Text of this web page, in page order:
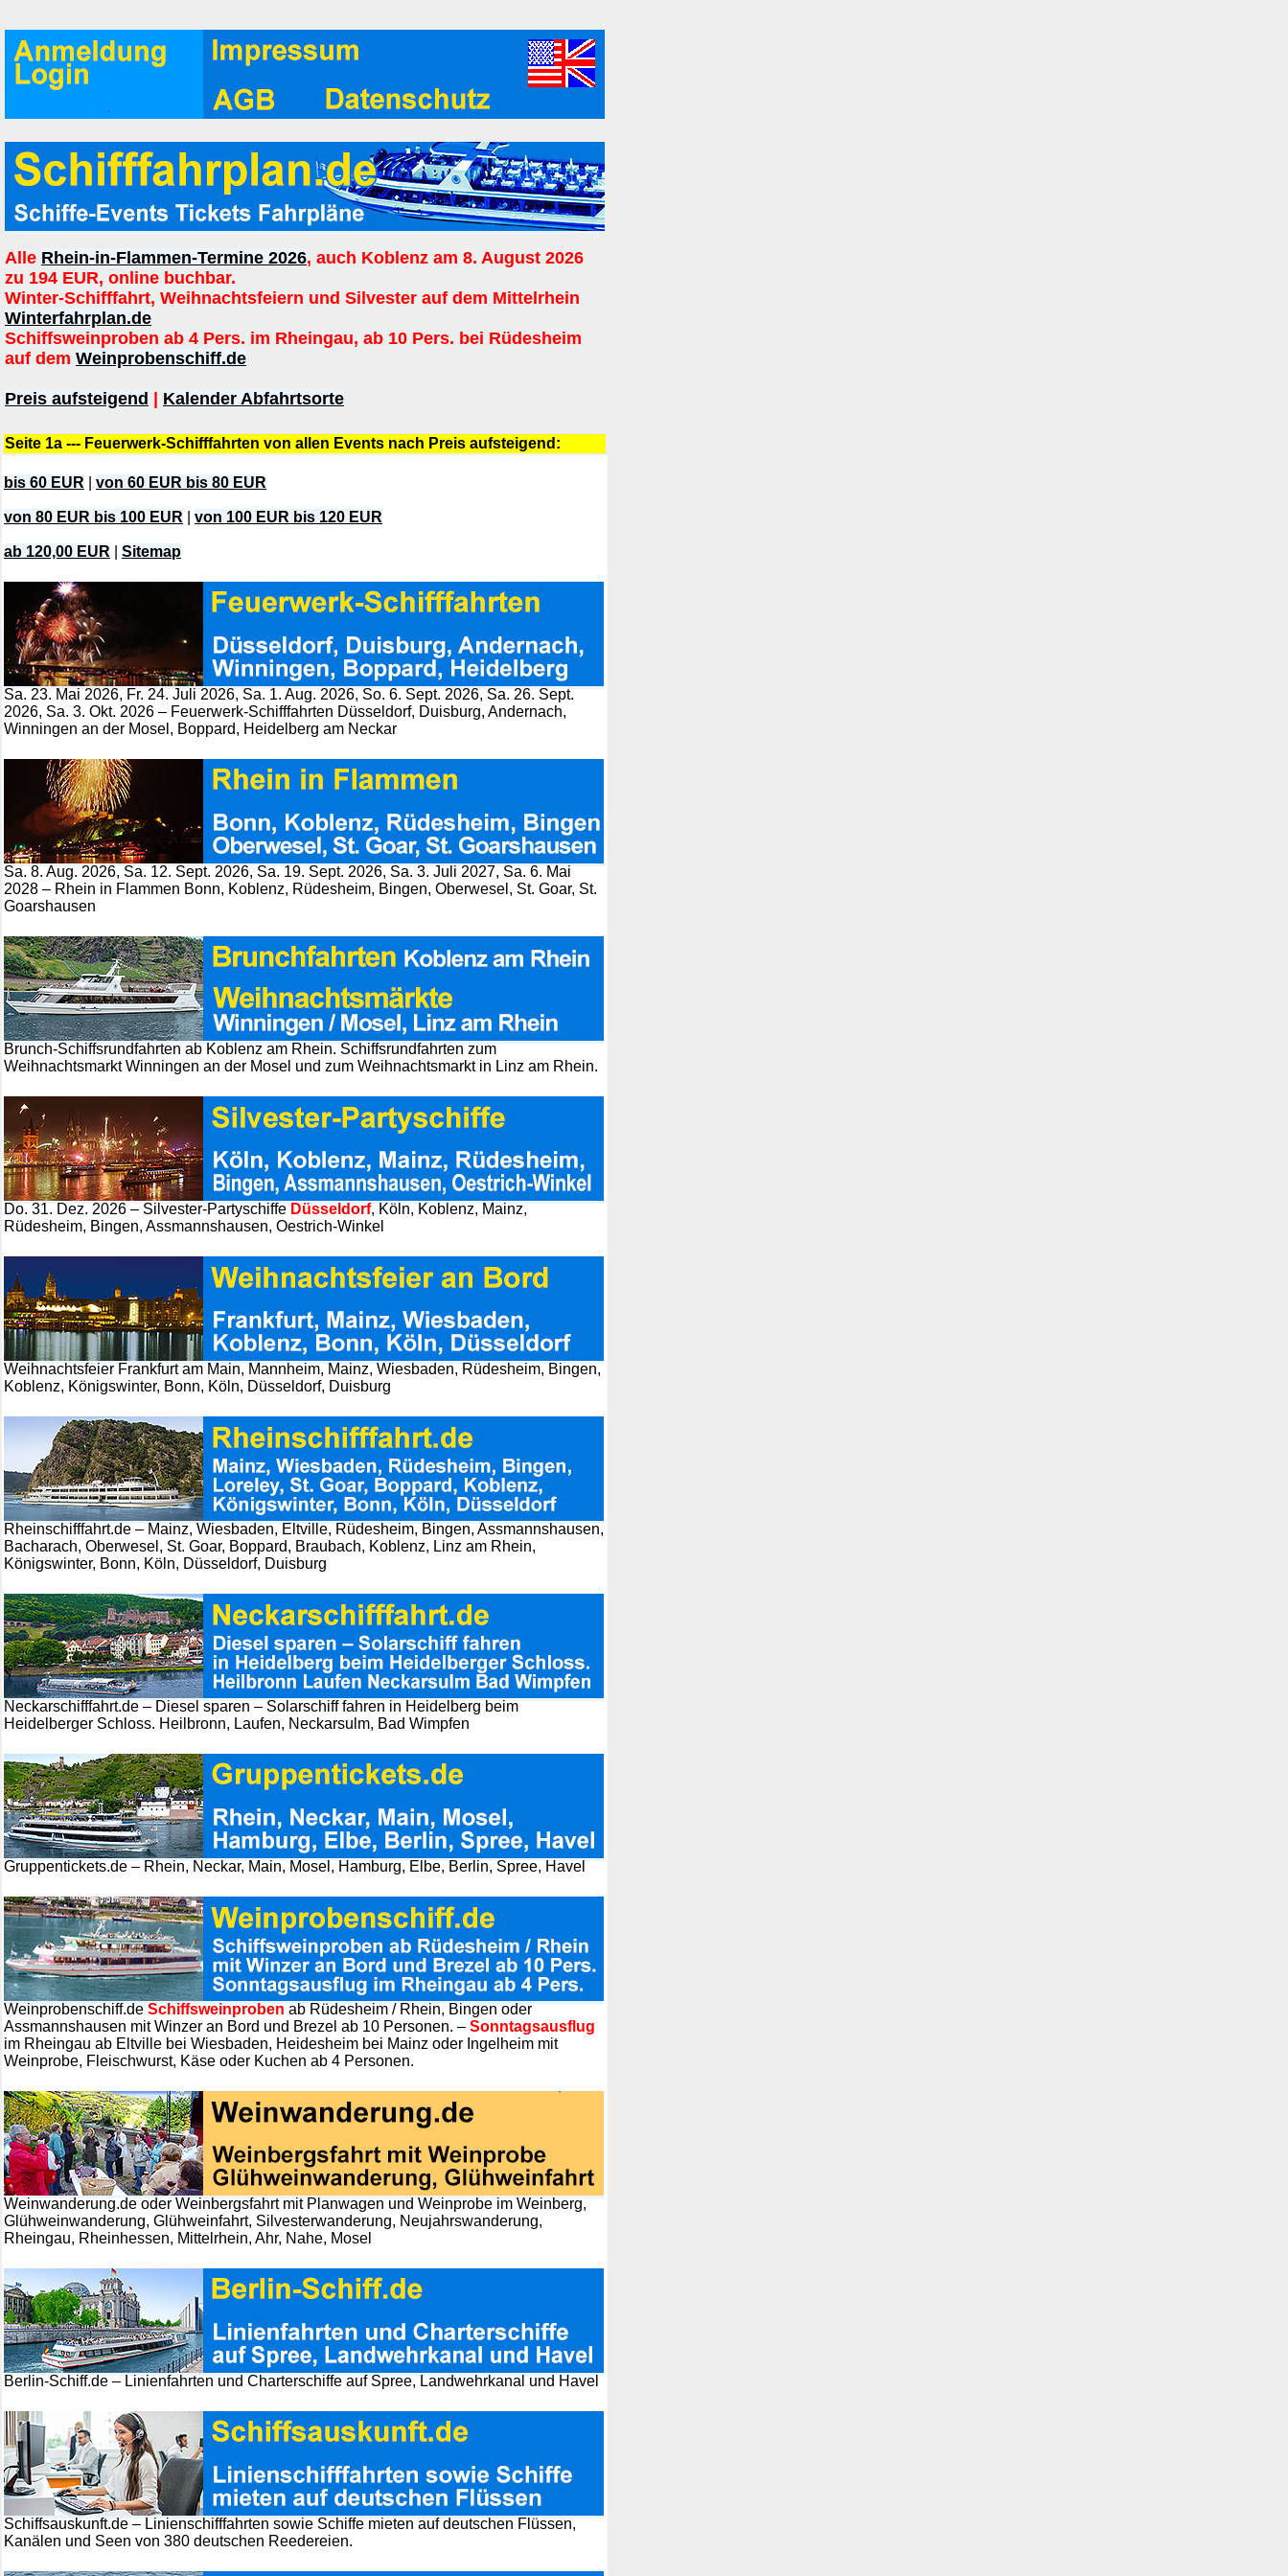
Alle Rhein-in-Flammen-Termine 2026, auch Koblenz am 8. August 2026
zu 194 EUR, online buchbar.
Winter-Schifffahrt, Weihnachtsfeiern und Silvester auf dem Mittelrhein
Winterfahrplan.de
Schiffsweinproben ab 4 Pers. im Rheingau, ab 10 Pers. bei Rüdesheim
auf dem Weinprobenschiff.de
Preis aufsteigend Kalender Abfahrtsorte
Seite 1a --- Feuerwerk-Schifffahrten von allen Events nach Preis aufsteigend:
bis 60 EUR von 60 EUR bis 80 EUR
von 80 EUR bis 100 EUR von 100 EUR bis 120 EUR
ab 120,00 EUR Sitemap
Sa. 23. Mai 2026, Fr. 24. Juli 2026, Sa. 1. Aug. 2026, So. 6. Sept. 2026, Sa. 26. Sept.
2026, Sa. 3. Okt. 2026 – Feuerwerk-Schifffahrten Düsseldorf, Duisburg, Andernach,
Winningen an der Mosel, Boppard, Heidelberg am Neckar
Sa. 8. Aug. 2026, Sa. 12. Sept. 2026, Sa. 19. Sept. 2026, Sa. 3. Juli 2027, Sa. 6. Mai
2028 – Rhein in Flammen Bonn, Koblenz, Rüdesheim, Bingen, Oberwesel, St. Goar, St.
Goarshausen
Brunch-Schiffsrundfahrten ab Koblenz am Rhein. Schiffsrundfahrten zum
Weihnachtsmarkt Winningen an der Mosel und zum Weihnachtsmarkt in Linz am Rhein.
Do. 31. Dez. 2026 – Silvester-Partyschiffe Düsseldorf, Köln, Koblenz, Mainz,
Rüdesheim, Bingen, Assmannshausen, Oestrich-Winkel
Weihnachtsfeier Frankfurt am Main, Mannheim, Mainz, Wiesbaden, Rüdesheim, Bingen,
Koblenz, Königswinter, Bonn, Köln, Düsseldorf, Duisburg
Rheinschifffahrt.de – Mainz, Wiesbaden, Eltville, Rüdesheim, Bingen, Assmannshausen,
Bacharach, Oberwesel, St. Goar, Boppard, Braubach, Koblenz, Linz am Rhein,
Königswinter, Bonn, Köln, Düsseldorf, Duisburg
Neckarschifffahrt.de – Diesel sparen – Solarschiff fahren in Heidelberg beim
Heidelberger Schloss. Heilbronn, Laufen, Neckarsulm, Bad Wimpfen
Gruppentickets.de – Rhein, Neckar, Main, Mosel, Hamburg, Elbe, Berlin, Spree, Havel
Weinprobenschiff.de Schiffsweinproben ab Rüdesheim / Rhein, Bingen oder
Assmannshausen mit Winzer an Bord und Brezel ab 10 Personen. – Sonntagsausflug
im Rheingau ab Eltville bei Wiesbaden, Heidesheim bei Mainz oder Ingelheim mit
Weinprobe, Fleischwurst, Käse oder Kuchen ab 4 Personen.
Weinwanderung.de oder Weinbergsfahrt mit Planwagen und Weinprobe im Weinberg,
Glühweinwanderung, Glühweinfahrt, Silvesterwanderung, Neujahrswanderung,
Rheingau, Rheinhessen, Mittelrhein, Ahr, Nahe, Mosel
Berlin-Schiff.de – Linienfahrten und Charterschiffe auf Spree, Landwehrkanal und Havel
Schiffsauskunft.de – Linienschifffahrten sowie Schiffe mieten auf deutschen Flüssen,
Kanälen und Seen von 380 deutschen Reedereien.